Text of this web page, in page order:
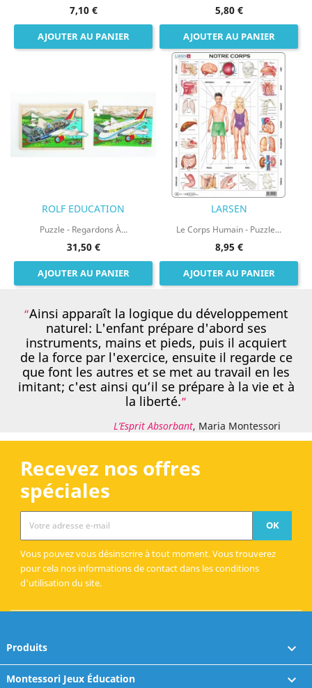
7,10 €
AJOUTER AU PANIER
5,80 €
AJOUTER AU PANIER
ROLF EDUCATION
Puzzle - Regardons À...
31,50 €
AJOUTER AU PANIER
LARSEN
Le Corps Humain - Puzzle...
8,95 €
AJOUTER AU PANIER
Ainsi apparaît la logique du développement
naturel: L'enfant prépare d'abord ses
instruments, mains et pieds, puis il acquiert
de la force par l'exercice, ensuite il regarde ce
que font les autres et se met au travail en les
imitant; c'est ainsi qu’il se prépare à la vie et à
la liberté.
L’Esprit Absorbant, Maria Montessori
Recevez nos offres
spéciales
Vous pouvez vous désinscrire à tout moment. Vous trouverez
pour cela nos informations de contact dans les conditions
d'utilisation du site.
Produits 
Montessori Jeux Éducation 